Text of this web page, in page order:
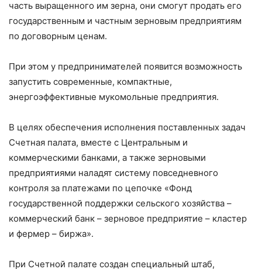
часть выращенного им зерна, они смогут продать его
государственным и частным зерновым предприятиям
по договорным ценам.
При этом у предпринимателей появится возможность
запустить современные, компактные,
энергоэффективные мукомольные предприятия.
В целях обеспечения исполнения поставленных задач
Счетная палата, вместе с Центральным и
коммерческими банками, а также зерновыми
предприятиями наладят систему повседневного
контроля за платежами по цепочке «Фонд
государственной поддержки сельского хозяйства –
коммерческий банк – зерновое предприятие – кластер
и фермер – биржа».
При Счетной палате создан специальный штаб,